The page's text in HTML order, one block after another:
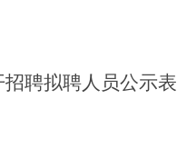
招聘拟聘人员公示表